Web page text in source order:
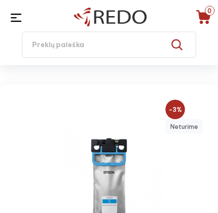
0
−3%
Neturime